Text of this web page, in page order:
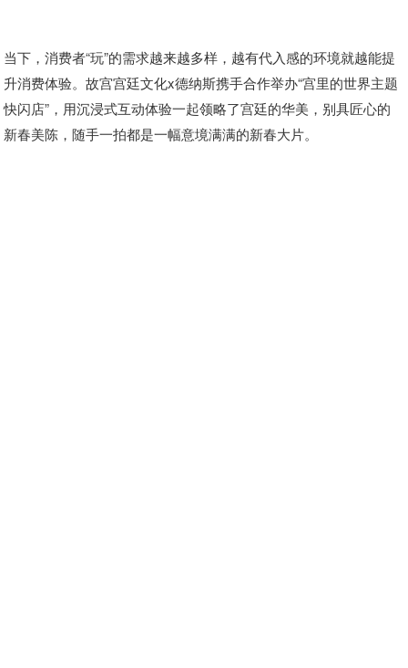
当下，消费者“玩”的需求越来越多样，越有代入感的环境就越能提
升消费体验。故宫宫廷文化x德纳斯携手合作举办“宫里的世界主题
快闪店”，用沉浸式互动体验一起领略了宫廷的华美，别具匠心的
新春美陈，随手一拍都是一幅意境满满的新春大片。